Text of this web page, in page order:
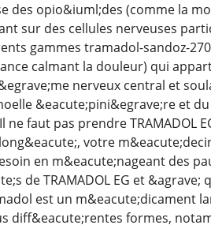
des opio&iuml;des (comme la
sur des cellules nerveuses
gammes tramadol-sandoz-
calmant la douleur) qui
nerveux central et
&eacute;pini&egrave;re et
faut pas prendre TRAMADOL
votre
en m&eacute;nageant des
de TRAMADOL EG et
est un m&eacute;dicament
diff&eacute;rentes formes,